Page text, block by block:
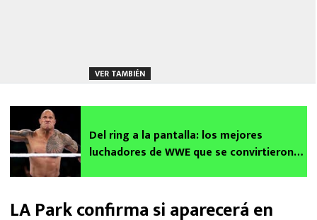
VER TAMBIÉN
Del ring a la pantalla: los mejores
luchadores de WWE que se convirtieron
LA Park confirma si aparecerá en